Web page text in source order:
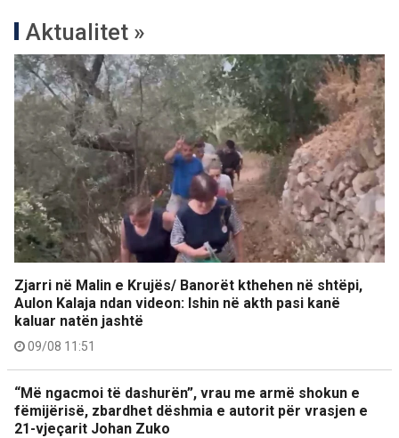
Aktualitet »
Zjarri në Malin e Krujës/ Banorët kthehen në shtëpi,
Aulon Kalaja ndan videon: Ishin në akth pasi kanë
kaluar natën jashtë
09/08 11:51
“Më ngacmoi të dashurën”, vrau me armë shokun e
fëmijërisë, zbardhet dëshmia e autorit për vrasjen e
21-vjeçarit Johan Zuko